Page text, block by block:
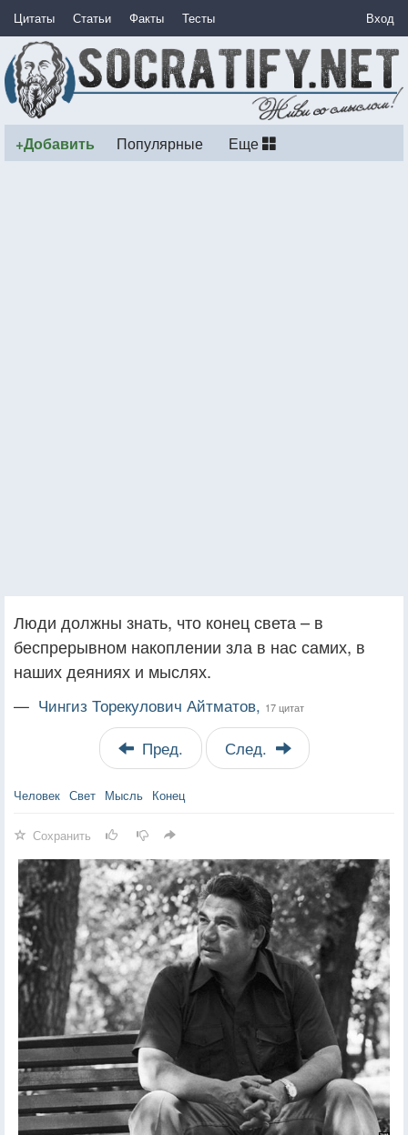
Цитаты Статьи Факты Тесты Вход
+Добавить Популярные Еще
Люди должны знать, что конец света – в
беспрерывном накоплении зла в нас самих, в
наших деяниях и мыслях.
— Чингиз Торекулович Айтматов, 17 цитат
Пред. След.
Человек Свет Мысль Конец
Сохранить